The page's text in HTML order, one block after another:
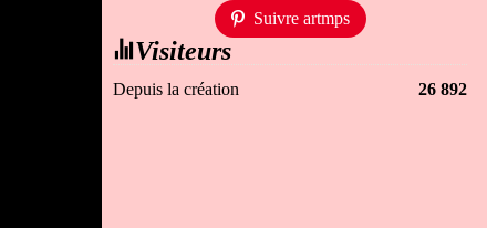
Suivre artmps
Visiteurs
Depuis la création 26 892